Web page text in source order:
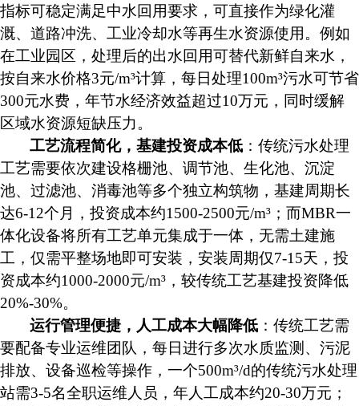
指标可稳定满足中水回用要求，可直接作为绿化灌
溉、道路冲洗、工业冷却水等再生水资源使用。例如
在工业园区，处理后的出水回用可替代新鲜自来水，
按自来水价格3元/m³计算，每日处理100m³污水可节省
300元水费，年节水经济效益超过10万元，同时缓解
区域水资源短缺压力。
工艺流程简化，基建投资成本低 ：传统污水处理
工艺需要依次建设格栅池、调节池、生化池、沉淀
池、过滤池、消毒池等多个独立构筑物，基建周期长
达6-12个月，投资成本约1500-2500元/m³；而MBR一
体化设备将所有工艺单元集成于一体，无需土建施
工，仅需平整场地即可安装，安装周期仅7-15天，投
资成本约1000-2000元/m³，较传统工艺基建投资降低
20%-30%。
运行管理便捷，人工成本大幅降低 ：传统工艺需
要配备专业运维团队，每日进行多次水质监测、污泥
排放、设备巡检等操作，一个500m³/d的传统污水处理
站需3-5名全职运维人员，年人工成本约20-30万元；